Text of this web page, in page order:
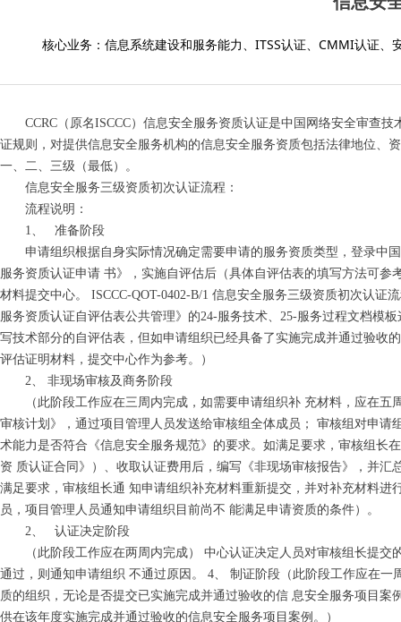
CCRC（原名ISCCC）信息安全服务资质认证是中国网络安全审查技
证规则，对提供信息安全服务机构的信息安全服务资质包括法律地位、
一、二、三级（最低）。
信息安全服务三级资质初次认证流程：
流程说明：
1、 准备阶段
申请组织根据自身实际情况确定需要申请的服务资质类型，登录中
服务资质认证申请 书》，实施自评估后（具体自评估表的填写方法可
材料提交中心。 ISCCC-QOT-0402-B/1 信息安全服务三级资质初次认
服务资质认证自评估表公共管理》的24-服务技术、25-服务过程文档模
写技术部分的自评估表，但如申请组织已经具备了实施完成并通过验收
评估证明材料，提交中心作为参考。）
2、 非现场审核及商务阶段
（此阶段工作应在三周内完成，如需要申请组织补 充材料，应在五
审核计划》，通过项目管理人员发送给审核组全体成员； 审核组对申
术能力是否符合《信息安全服务规范》的要求。如满足要求，审核组长
资 质认证合同》）、收取认证费用后，编写《非现场审核报告》，并
满足要求，审核组长通 知申请组织补充材料重新提交，并对补充材料
员，项目管理人员通知申请组织目前尚不 能满足申请资质的条件）。
2、 认证决定阶段
（此阶段工作应在两周内完成） 中心认证决定人员对审核组长提交
通过，则通知申请组织 不通过原因。 4、 制证阶段（此阶段工作应在
质的组织，无论是否提交已实施完成并通过验收的信 息安全服务项目
供在该年度实施完成并通过验收的信息安全服务项目案例。）
核心业务：信息系统建设和服务能力、ITSS认证、CMMI认证、